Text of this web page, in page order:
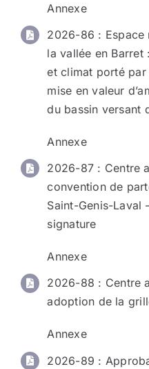
Annexe
2026-86 : Espace
la vallée en Barret
et climat porté par
mise en valeur
du bassin versant
Annexe
2026-87 : Centre
convention de
Saint-Genis-Laval
signature
Annexe
2026-88 : Centre
adoption de la
Annexe
2026-89 :